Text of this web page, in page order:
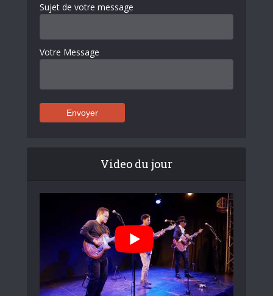
Sujet de votre message
Votre Message
Video du jour